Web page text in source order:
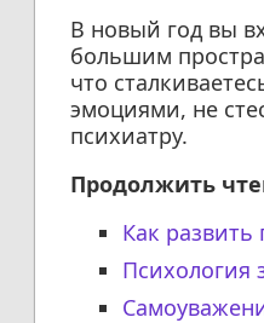
В новый год вы
большим
что
эмоциями, не
психиатру.
Продолжить
Как
Психология